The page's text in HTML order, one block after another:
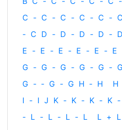
C - C - C - C - C - C
- C D - D - D - D - D
E - E - E - E - E - E
G - G - G - G - G - G
G - ‐ G - G H ‐ H H
I - I J K - K - K - K -
- L - L - L - L L + L